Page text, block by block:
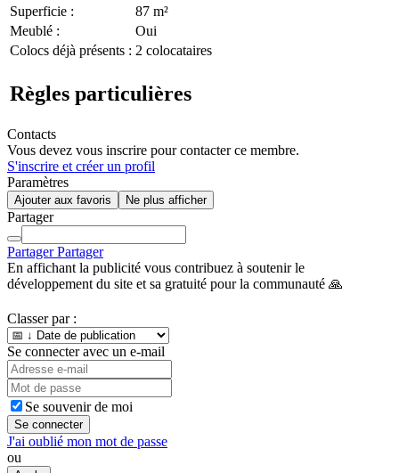
Superficie :
87 m²
Meublé :
Oui
Colocs déjà présents : 2 colocataires
Règles particulières
Contacts
Vous devez vous inscrire pour contacter ce membre.
S'inscrire et créer un profil
Paramètres
Ajouter aux favoris Ne plus afficher
Partager
PartagerPartager
En affichant la publicité vous contribuez à soutenir le
développement du site et sa gratuité pour la communauté 🙏
Classer par :
Se connecter avec un e-mail
Se souvenir de moi
Se connecter
J'ai oublié mon mot de passe
ou